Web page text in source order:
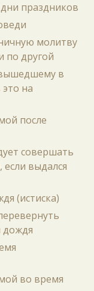
праздников
молитву
по другой
в
на
после
совершать
выдался
(истиска)
дождя
во время